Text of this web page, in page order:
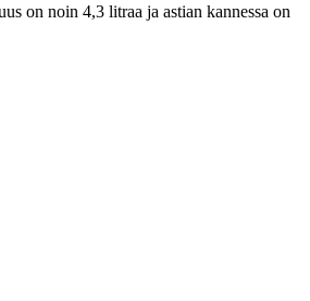
on noin 4,3 litraa ja astian kannessa on